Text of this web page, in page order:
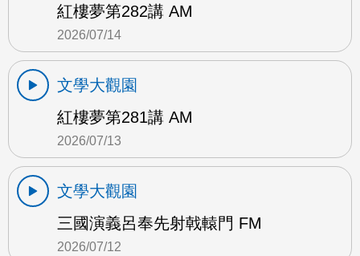
紅樓夢第282講 AM
2026/07/14
文學大觀園
紅樓夢第281講 AM
2026/07/13
文學大觀園
三國演義呂奉先射戟轅門 FM
2026/07/12